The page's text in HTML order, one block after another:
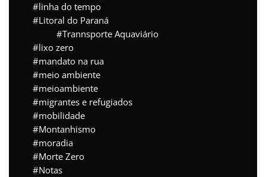
linha do tempo
Litoral do Paraná
Trannsporte Aquaviário
lixo zero
mandato na rua
meio ambiente
meioambiente
migrantes e refugiados
mobilidade
Montanhismo
moradia
Morte Zero
Notas